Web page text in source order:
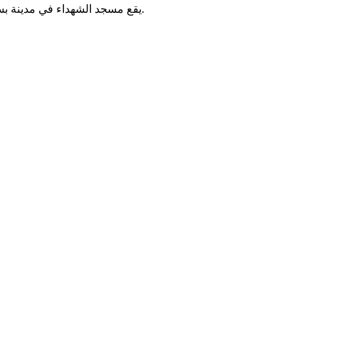
يقع مسجد الشهداء في مدينة بسكرة بالجزائر. يُقام فيه الصلوات الخمس والجمعة، ويخدم سكان المنطقة.